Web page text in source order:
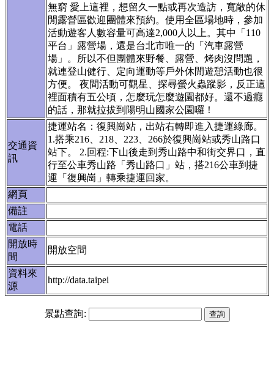
無窮 愛上這裡，想留久一點或再次造訪，寬敞的休
閒露營區歡迎團體來預約。使用全區場地時，參加
活動遊客人數容量可高達2,000人以上。其中「110
平台」露營場，還是台北市唯一的「汽車露營
場」。所以不但團體來野餐、露營、烤肉沒問題，
就連登山健行、定向運動等戶外休閒遊憩活動也很
方便。 夜間活動可觀星、探尋螢火蟲蹤影，反正這
裡面積有五公頃，怎麼玩怎麼遊園都好。還不過癮
的話，那就拉拔到陽明山國家公園囉！
交通資
訊
捷運站名：復興崗站，出站右轉即進入捷運綠廊。
1.搭乘216、218、223、266於復興崗站或秀山路口
站下。 2.回程:下山後走到秀山路中和街交界口，直
行至公車秀山路「秀山路口」站，搭216公車到捷
運「復興崗」轉乘捷運回家。
網頁
備註
電話
開放時
間
開放空間
資料來
源
http://data.taipei
景點查詢: